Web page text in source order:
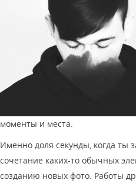
моменты и места.
Именно доля секунды, когда ты
сочетание каких-то обычных
созданию новых фото. Работы